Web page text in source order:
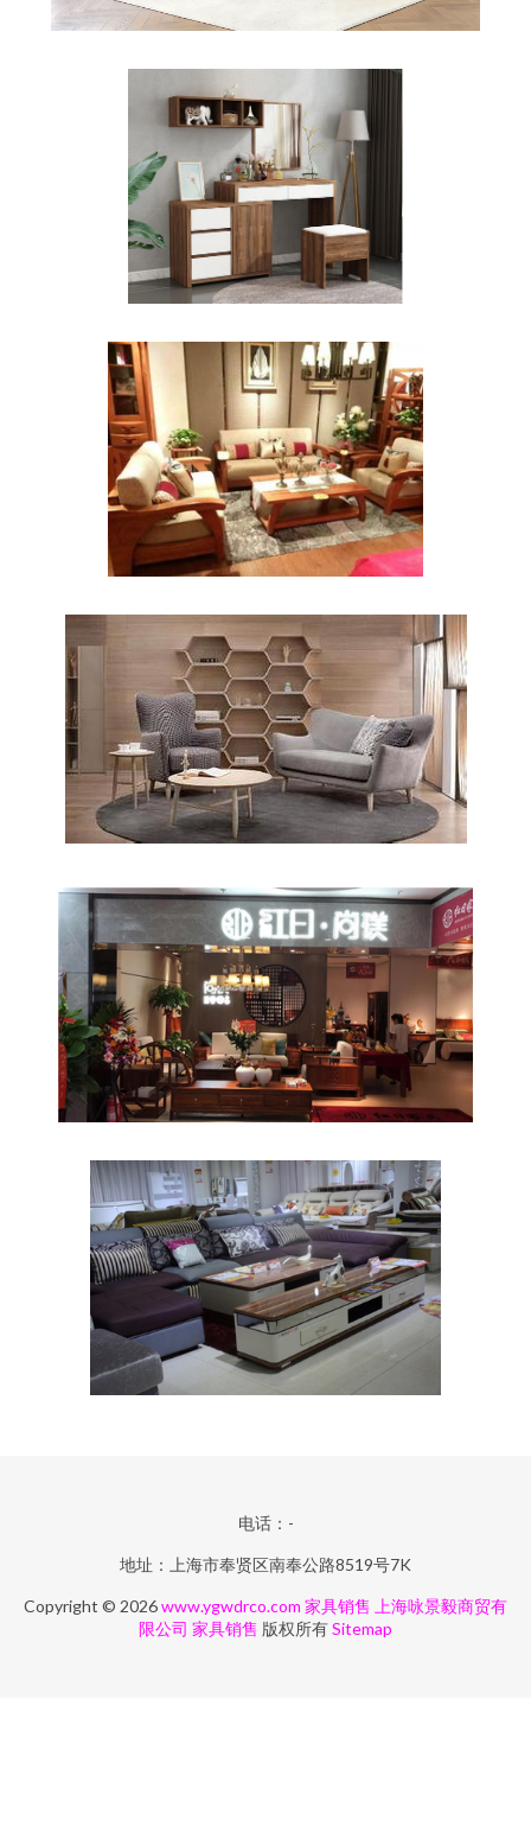
电话：-
地址：上海市奉贤区南奉公路8519号7K
Copyright © 2026www.ygwdrco.com 家具销售 上海咏景毅商贸有
限公司 家具销售 版权所有Sitemap